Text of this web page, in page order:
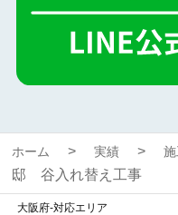
ホーム 実績
邸 谷入れ替え工事
大阪府-対応エリア